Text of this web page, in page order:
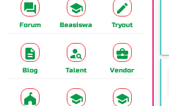
Forum Beasiswa Tryout
Blog Talent Vendor